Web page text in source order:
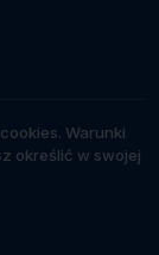
Warunki
określić w swojej